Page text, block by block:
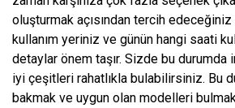
oluşturmak açısından tercih
kullanım yeriniz ve günün hangi saati
detaylar önem taşır. Sizde bu durumda
iyi çeşitleri rahatlıkla bulabilirsiniz. Bu
bakmak ve uygun olan modelleri